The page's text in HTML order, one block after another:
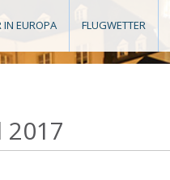
IN EUROPA FLUGWETTER